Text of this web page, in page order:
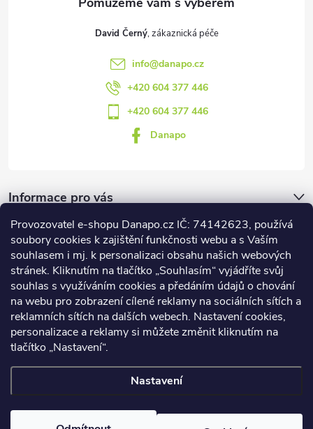
Provozovatel e-shopu Danapo.cz IČ: 74142623, používá
soubory cookies k zajištění funkčnosti webu a s Vaším
souhlasem i mj. k personalizaci obsahu našich webových
stránek. Kliknutím na tlačítko „Souhlasím“ vyjádříte svůj
souhlas s využíváním cookies a předáním údajů o chování
na webu pro zobrazení cílené reklamy na sociálních sítích a
reklamních sítích na dalších webech. Nastavení cookies,
personalizace a reklamy si můžete změnit kliknutím na
tlačítko „Nastavení“.
Nastavení
David Černý
info@danapo.cz
+420 604 377 446
+420 604 377 446
Danapo
Informace pro vás
Dotazník
Co upřednosťnujete?
Počet hlasů:438
Facebook
Upravit nastavení cookies